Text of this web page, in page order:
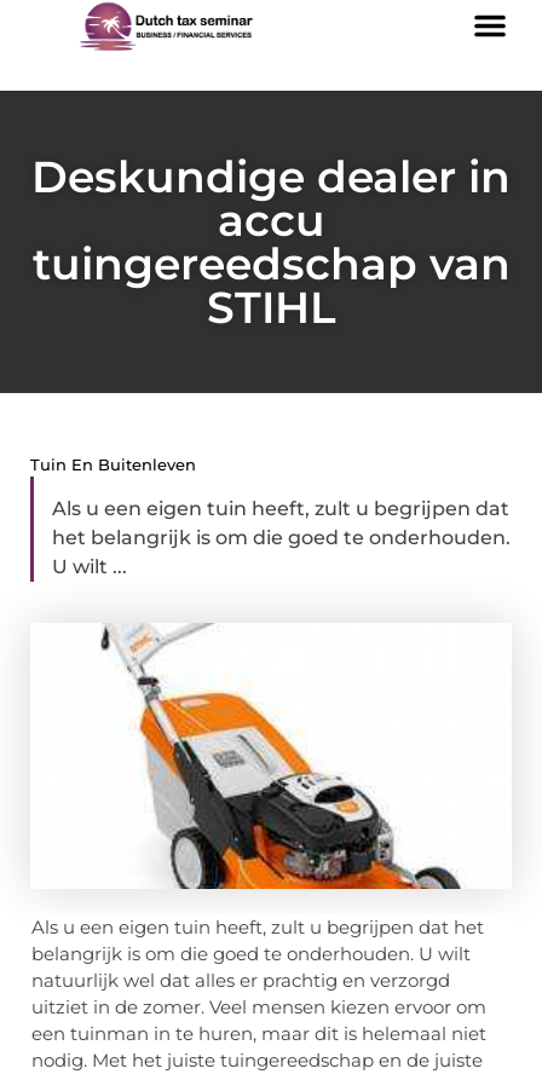
Deskundige dealer in
accu
tuingereedschap van
STIHL
Tuin En Buitenleven
Als u een eigen tuin heeft, zult u begrijpen dat
het belangrijk is om die goed te onderhouden.
U wilt ...
Als u een eigen tuin heeft, zult u begrijpen dat het
belangrijk is om die goed te onderhouden. U wilt
natuurlijk wel dat alles er prachtig en verzorgd
uitziet in de zomer. Veel mensen kiezen ervoor om
een tuinman in te huren, maar dit is helemaal niet
nodig. Met het juiste tuingereedschap en de juiste